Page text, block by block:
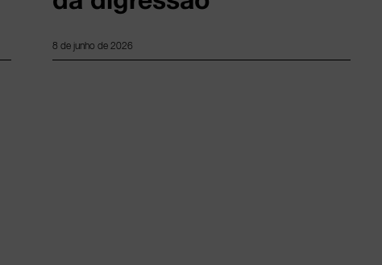
8 de junho de 2026